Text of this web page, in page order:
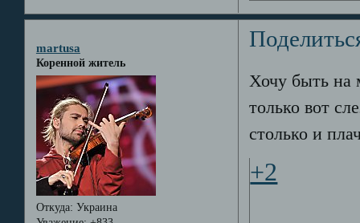
martusa
Коренной житель
Откуда: Украина
Хочу быть на
только вот
столько и
+2